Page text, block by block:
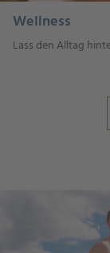
Wellness
Lass den Alltag